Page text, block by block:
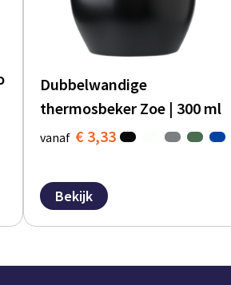
Dubbelwandige
thermosbeker Zoe | 300 ml
vanaf € 3,33
Bekijk